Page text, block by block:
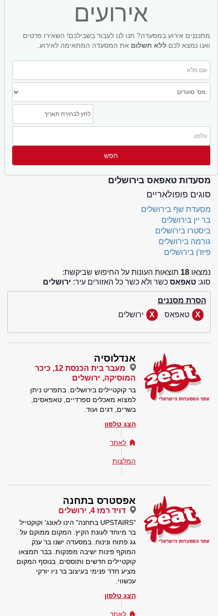
אירועים
מתכננים אירוע במסעדה? תנו לנו לעבוד בשבילכם! השאירו פרטים
ואנו נמצא לכם ללא תשלום את המסעדה המתאימה לאירוע.
מסעדות טאפאס בירושלים
סוגים פופולאריים
מסעדת שף בירושלים
בר יין בירושלים
ביסטרו בירושלים
גורמה בירושלים
פיוז'ן בירושלים
נמצאו 18 תוצאות העונות על החיפוש שביקשת:
סוג: טאפאס כשר ולא כשר כל האזורים עיר: ירושלים
הסרת מסננים
טאפאס
ירושלים
אנדלוסיה
מעבר בית הכנסת 12, כיכר
המוסיקה, ירושלים
בר קוקטיילים בירושלים. בתפריט ניתן
למצוא מאכלים ספרדיים, טאפאסים,
בשרים, דגים ועוד.
הצג טלפון
לאתר
המלצות
אפסטרס בתחנה
דויד רמז 4, ירושלים
"UPSTAIRS בתחנה" הינו לאונג' וקוקטייל
בר מיוחד לעונת הקיץ. המקום ממוקם על
גג פתוח ונינוח. במסעדה ישנו בר ענק
המוקף פינות ישיבה מפנקות. בבר תמצאו
קוקטיילים חדשים ותוססים. בנוסף המקום
מציע חדר פנימי בעיצוב בר ניו יורקי
עכשווי.
הצג טלפון
לאתר